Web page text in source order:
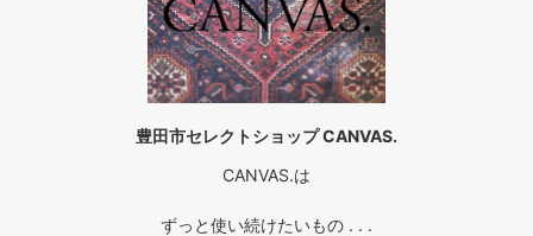
豊田市セレクトショップ CANVAS.
CANVAS.は
ずっと使い続けたいもの . . .